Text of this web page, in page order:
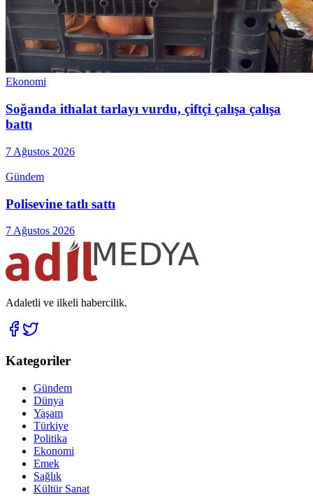
Ekonomi
Soğanda ithalat tarlayı vurdu, çiftçi çalışa çalışa
battı
7 Ağustos 2026
Gündem
Polisevine tatlı sattı
7 Ağustos 2026
Adaletli ve ilkeli habercilik.
Kategoriler
Gündem
Dünya
Yaşam
Türkiye
Politika
Ekonomi
Emek
Sağlık
Kültür Sanat